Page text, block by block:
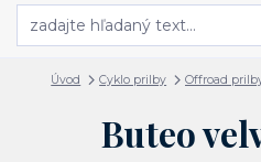
Úvod Cyklo prilby Offroad
Buteo